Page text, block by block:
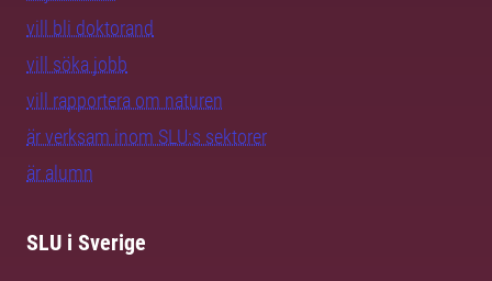
vill bli doktorand
vill söka jobb
vill rapportera om naturen
är verksam inom SLU:s sektorer
är alumn
SLU i Sverige